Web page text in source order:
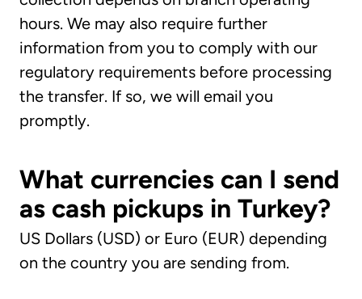
hours. We may also require further
information from you to comply with our
regulatory requirements before processing
the transfer. If so, we will email you
promptly.
What currencies can I send
as cash pickups in Turkey?
US Dollars (USD) or Euro (EUR) depending
on the country you are sending from.